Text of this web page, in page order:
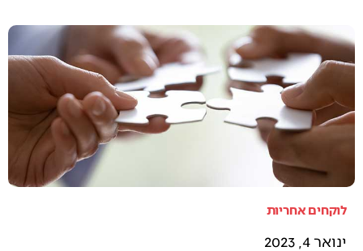
לוקחים אחריות
ינואר 4, 2023